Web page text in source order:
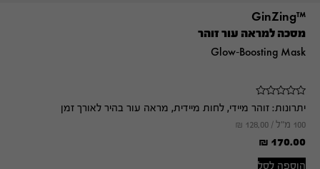
™GinZing
מסכה למראה עור זוהר
Glow-Boosting Mask
יתרונות: זוהר מיידי, לחות מיידית, מראה עור בהיר לאורך זמן
100 מ"ל / ₪ 128.00
₪ 170.00
הוספה לסל